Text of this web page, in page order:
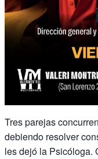
Tres parejas
debiendo resolver
les dejó la Psicóloga.